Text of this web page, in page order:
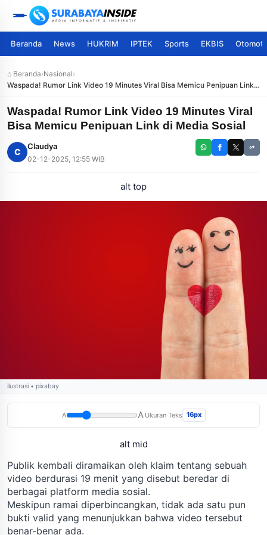
Beranda News HUKRIM IPTEK Sports EKBIS
⌂ Beranda›Nasional›
Waspada! Rumor Link Video 19 Minutes Viral Bisa Memicu Penipuan Link
di Media Sosial
Waspada! Rumor Link Video 19 Minutes Viral
Bisa Memicu Penipuan Link di Media Sosial
C
Claudya
02-12-2025, 12:55 WIB
alt top
ilustrasi • pixabay
A A Ukuran Teks 16px
alt mid
Publik kembali diramaikan oleh klaim tentang sebuah
video berdurasi 19 menit yang disebut beredar di
berbagai platform media sosial.
Meskipun ramai diperbincangkan, tidak ada satu pun
bukti valid yang menunjukkan bahwa video tersebut
benar-benar ada.